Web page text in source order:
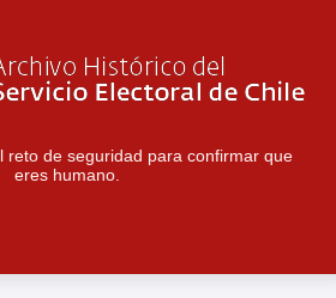
reto de seguridad para confirmar que
eres humano.